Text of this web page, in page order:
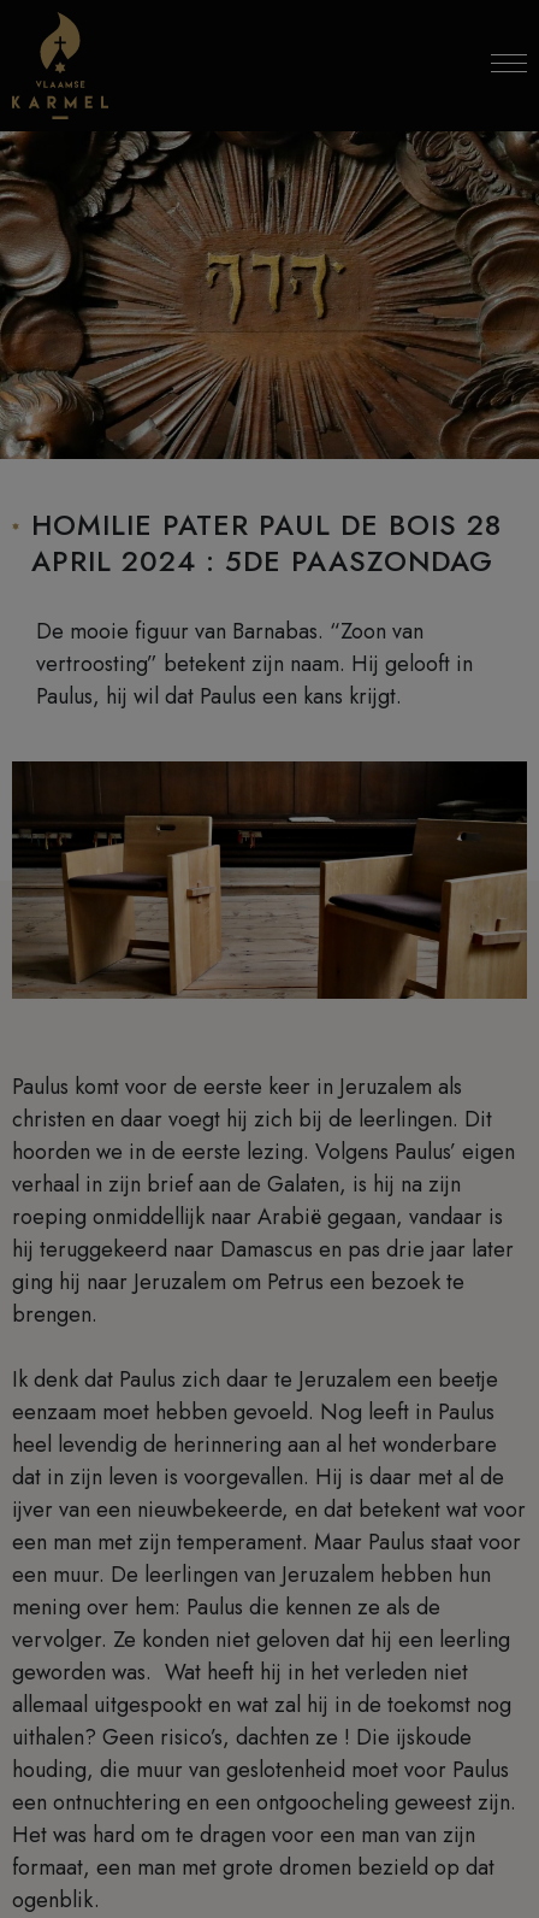
Skip to content
HOMILIE PATER PAUL DE BOIS 28
APRIL 2024 : 5DE PAASZONDAG
De mooie figuur van Barnabas. “Zoon van
vertroosting” betekent zijn naam. Hij gelooft in
Paulus, hij wil dat Paulus een kans krijgt.
Paulus komt voor de eerste keer in Jeruzalem als
christen en daar voegt hij zich bij de leerlingen. Dit
hoorden we in de eerste lezing. Volgens Paulus’ eigen
verhaal in zijn brief aan de Galaten, is hij na zijn
roeping onmiddellijk naar Arabië gegaan, vandaar is
hij teruggekeerd naar Damascus en pas drie jaar later
ging hij naar Jeruzalem om Petrus een bezoek te
brengen.
Ik denk dat Paulus zich daar te Jeruzalem een beetje
eenzaam moet hebben gevoeld. Nog leeft in Paulus
heel levendig de herinnering aan al het wonderbare
dat in zijn leven is voorgevallen. Hij is daar met al de
ijver van een nieuwbekeerde, en dat betekent wat voor
een man met zijn temperament. Maar Paulus staat voor
een muur. De leerlingen van Jeruzalem hebben hun
mening over hem: Paulus die kennen ze als de
vervolger. Ze konden niet geloven dat hij een leerling
geworden was. Wat heeft hij in het verleden niet
allemaal uitgespookt en wat zal hij in de toekomst nog
uithalen? Geen risico’s, dachten ze ! Die ijskoude
houding, die muur van geslotenheid moet voor Paulus
een ontnuchtering en een ontgoocheling geweest zijn.
Het was hard om te dragen voor een man van zijn
formaat, een man met grote dromen bezield op dat
ogenblik.